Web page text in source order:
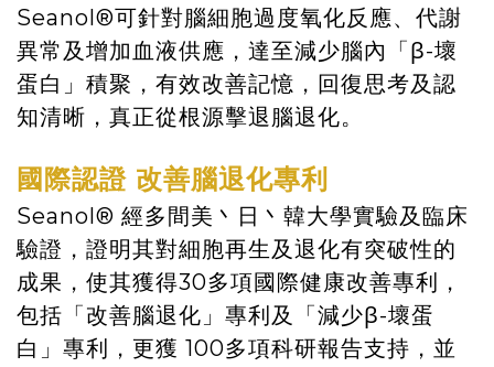
Seanol®可針對腦細胞過度氧化反應、代謝
異常及增加血液供應，達至減少腦內「β-壞
蛋白」積聚，有效改善記憶，回復思考及認
知清晰，真正從根源擊退腦退化。
國際認證 改善腦退化專利
Seanol®️ 經多間美丶日丶韓大學實驗及臨床
驗證，證明其對細胞再生及退化有突破性的
成果，使其獲得30多項國際健康改善專利，
包括「改善腦退化」專利及「減少β-壞蛋
白」專利，更獲 100多項科研報告支持，並